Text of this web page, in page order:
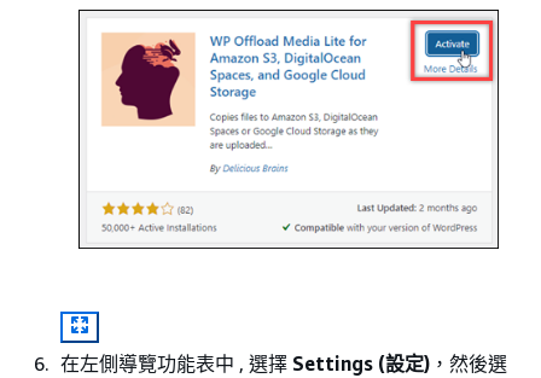
在左側導覽功能表中 , 選擇 Settings (設定) ，然後選